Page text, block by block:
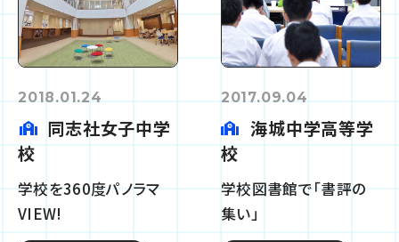
2018.01.24
同志社女子中学
校
学校を360度パノラマ
VIEW!
2017.09.04
海城中学高等学
校
学校図書館で「書評の
集い」